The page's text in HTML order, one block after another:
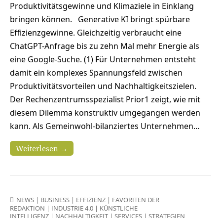
Produktivitätsgewinne und Klimaziele in Einklang
bringen können. Generative KI bringt spürbare
Effizienzgewinne. Gleichzeitig verbraucht eine
ChatGPT-Anfrage bis zu zehn Mal mehr Energie als
eine Google-Suche. (1) Für Unternehmen entsteht
damit ein komplexes Spannungsfeld zwischen
Produktivitätsvorteilen und Nachhaltigkeitszielen.
Der Rechenzentrumsspezialist Prior1 zeigt, wie mit
diesem Dilemma konstruktiv umgegangen werden
kann. Als Gemeinwohl-bilanziertes Unternehmen…
Weiterlesen →
NEWS | BUSINESS | EFFIZIENZ | FAVORITEN DER
REDAKTION | INDUSTRIE 4.0 | KÜNSTLICHE
INTELLIGENZ | NACHHALTIGKEIT | SERVICES | STRATEGIEN